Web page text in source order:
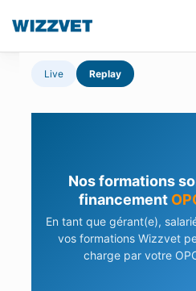
Live Replay
Notre équipe vous
demandes de
En savoir